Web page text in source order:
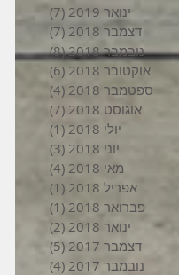
ינואר 2019
(7)
דצמבר 2018
(7)
נובמבר 2018
(8)
8 פוסטים
אוקטובר 2018
(6)
ספטמבר 2018
(4)
אוגוסט 2018
(7)
יולי 2018
(1)
יוני 2018
(3)
מאי 2018
(4)
אפריל 2018
(1)
פברואר 2018
(1)
ינואר 2018
(2)
דצמבר 2017
(5)
נובמבר 2017
(4)